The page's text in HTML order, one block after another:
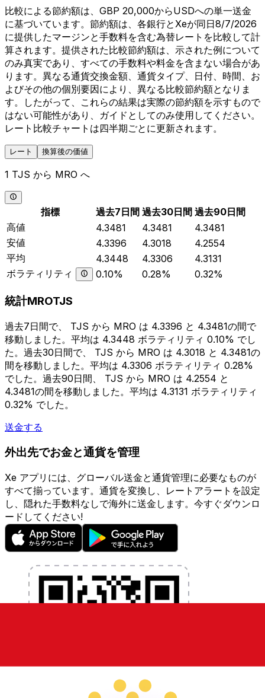
比較による節約額は、GBP 20,000からUSDへの単一送金
に基づいています。節約額は、各銀行とXeが同日8/7/2026
に提供したマージンと手数料を含む為替レートを比較して計
算されます。提供された比較節約額は、示された例について
のみ真実であり、すべての手数料や料金を含まない場合があ
ります。異なる通貨交換金額、通貨タイプ、日付、時間、お
よびその他の個別要因により、異なる比較節約額となりま
す。したがって、これらの結果は実際の節約額を示すもので
はない可能性があり、ガイドとしてのみ使用してください。
レート比較チャートは四半期ごとに更新されます。
レート 換算後の価値
1 TJS から MRO へ
指標 過去7日間 過去30日間 過去90日間
高値
4.3481 4.3481
4.3481
安値
4.3396 4.3018
4.2554
平均
4.3448 4.3306
4.3131
ボラティリティ
0.10% 0.28% 0.32%
統計MROTJS
過去7日間で、 TJS から MRO は 4.3396 と 4.3481の間で
移動しました。平均は 4.3448 ボラティリティ 0.10% でし
た。過去30日間で、 TJS から MRO は 4.3018 と 4.3481の
間を移動しました。平均は 4.3306 ボラティリティ 0.28%
でした。過去90日間、 TJS から MRO は 4.2554 と
4.3481の間を移動しました。平均は 4.3131 ボラティリティ
0.32% でした。
送金する
外出先でお金と通貨を管理
Xe アプリには、グローバル送金と通貨管理に必要なものが
すべて揃っています。通貨を変換し、レートアラートを設定
し、隠れた手数料なしで海外に送金します。今すぐダウンロ
ードしてください!